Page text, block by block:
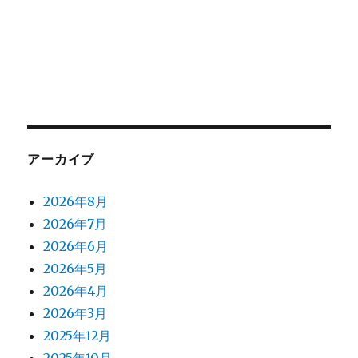
アーカイブ
2026年8月
2026年7月
2026年6月
2026年5月
2026年4月
2026年3月
2025年12月